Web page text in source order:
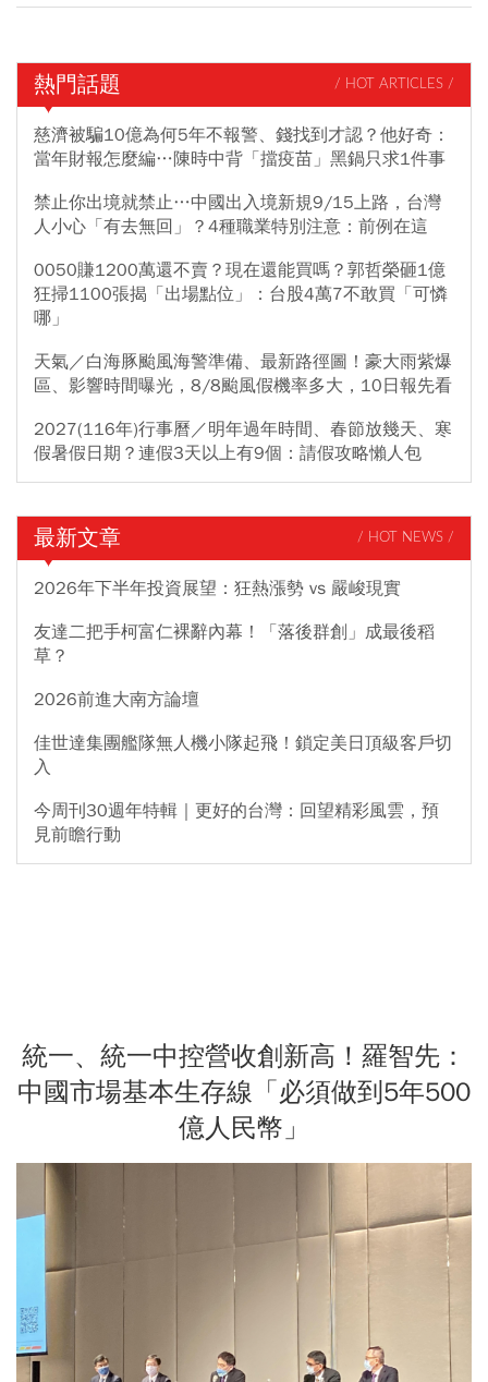
熱門話題 / HOT ARTICLES /
慈濟被騙10億為何5年不報警、錢找到才認？他好奇：
當年財報怎麼編…陳時中背「擋疫苗」黑鍋只求1件事
禁止你出境就禁止…中國出入境新規9/15上路，台灣
人小心「有去無回」？4種職業特別注意：前例在這
0050賺1200萬還不賣？現在還能買嗎？郭哲榮砸1億
狂掃1100張揭「出場點位」：台股4萬7不敢買「可憐
哪」
天氣／白海豚颱風海警準備、最新路徑圖！豪大雨紫爆
區、影響時間曝光，8/8颱風假機率多大，10日報先看
2027(116年)行事曆／明年過年時間、春節放幾天、寒
假暑假日期？連假3天以上有9個：請假攻略懶人包
最新文章 / HOT NEWS /
2026年下半年投資展望：狂熱漲勢 vs 嚴峻現實
友達二把手柯富仁裸辭內幕！「落後群創」成最後稻
草？
2026前進大南方論壇
佳世達集團艦隊無人機小隊起飛！鎖定美日頂級客戶切
入
今周刊30週年特輯｜更好的台灣：回望精彩風雲，預
見前瞻行動
統一、統一中控營收創新高！羅智先：
中國市場基本生存線「必須做到5年500
億人民幣」